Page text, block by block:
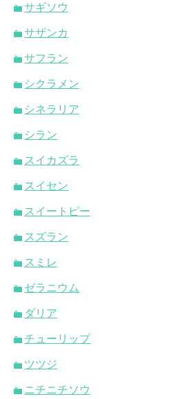
サギソウ
サザンカ
サフラン
シクラメン
シネラリア
シラン
スイカズラ
スイセン
スイートピー
スズラン
スミレ
ゼラニウム
ダリア
チューリップ
ツツジ
ニチニチソウ